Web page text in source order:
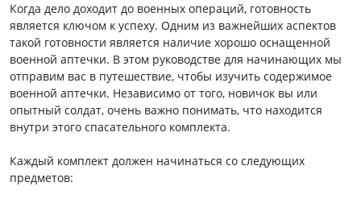
Когда дело доходит до военных операций, готовность
является ключом к успеху. Одним из важнейших аспектов
такой готовности является наличие хорошо оснащенной
военной аптечки. В этом руководстве для начинающих мы
отправим вас в путешествие, чтобы изучить содержимое
военной аптечки. Независимо от того, новичок вы или
опытный солдат, очень важно понимать, что находится
внутри этого спасательного комплекта.
Каждый комплект должен начинаться со следующих
предметов: